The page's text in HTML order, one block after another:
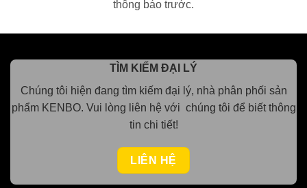
thông báo trước.
TÌM KIẾM ĐẠI LÝ
Chúng tôi hiện đang tìm kiếm đại lý, nhà phân phối sản
phẩm KENBO. Vui lòng liên hệ với chúng tôi để biết thông
tin chi tiết!
LIÊN HỆ